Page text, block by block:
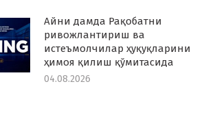
Айни дамда Рақобатни
ривожлантириш ва
истеъмолчилар ҳуқуқларини
ҳимоя қилиш қўмитасида
04.08.2026